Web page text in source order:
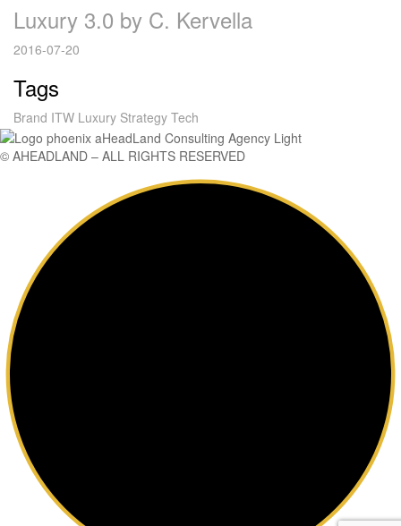
Luxury 3.0 by C. Kervella
2016-07-20
Tags
Brand ITW Luxury Strategy Tech
© AHEADLAND – ALL RIGHTS RESERVED